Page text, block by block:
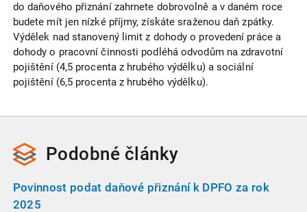
do daňového přiznání zahrnete dobrovolně a v daném roce
budete mít jen nízké příjmy, získáte sraženou daň zpátky.
Výdělek nad stanovený limit z dohody o provedení práce a
dohody o pracovní činnosti podléhá odvodům na zdravotní
pojištění (4,5 procenta z hrubého výdělku) a sociální
pojištění (6,5 procenta z hrubého výdělku).
Podobné články
Povinnost podat daňové přiznání k DPFO za rok
2025